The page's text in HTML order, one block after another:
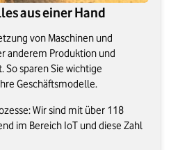
aus einer Hand
von Maschinen und
anderem Produktion und
sparen Sie wichtige
Geschäftsmodelle.
Wir sind mit über 118
im Bereich IoT und diese Zahl